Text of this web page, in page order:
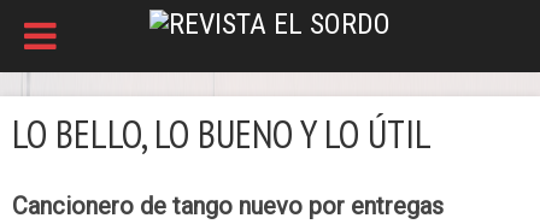
LO BELLO, LO BUENO Y LO ÚTIL
Cancionero de tango nuevo por entregas